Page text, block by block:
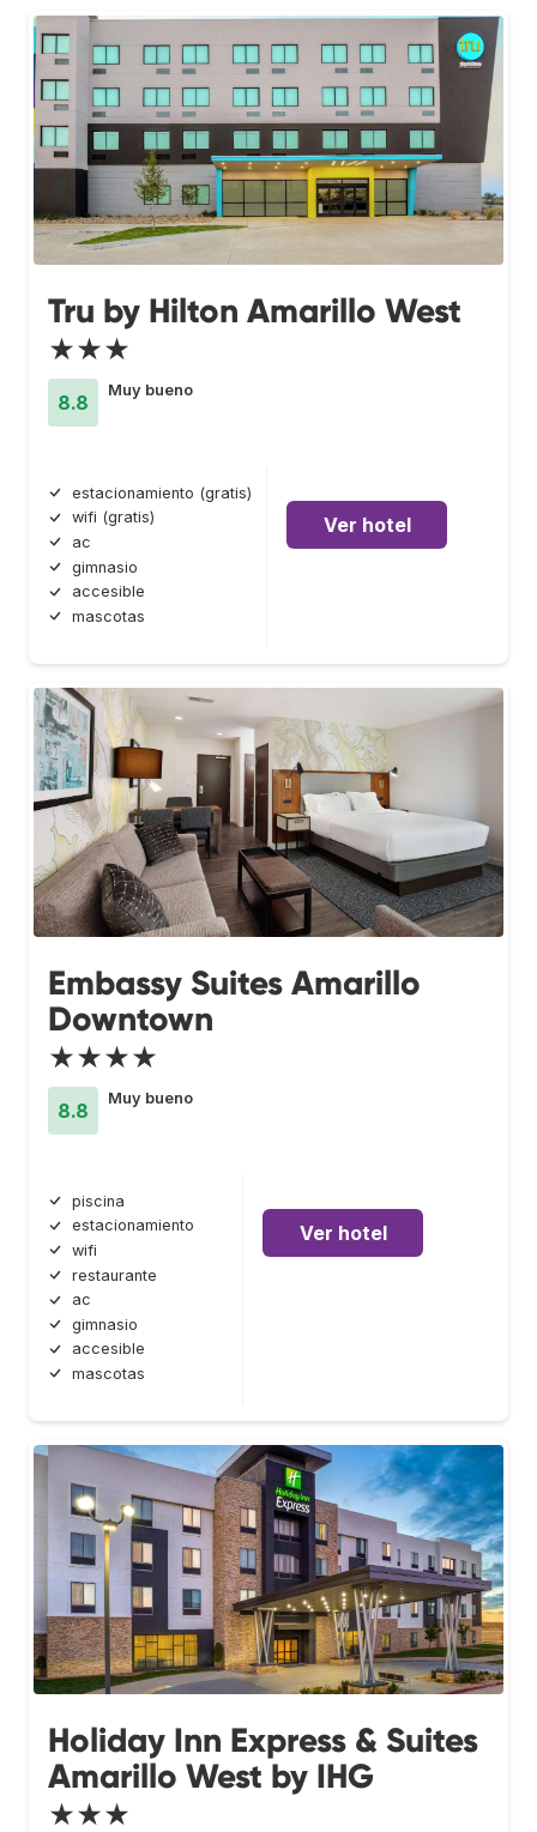
Tru by Hilton Amarillo West
★★★
8.8
Muy bueno
estacionamiento (gratis)
wifi (gratis)
ac
gimnasio
accesible
mascotas
Ver hotel
Embassy Suites Amarillo
Downtown
★★★★
8.8
Muy bueno
piscina
estacionamiento
wifi
restaurante
ac
gimnasio
accesible
mascotas
Ver hotel
Holiday Inn Express & Suites
Amarillo West by IHG
★★★